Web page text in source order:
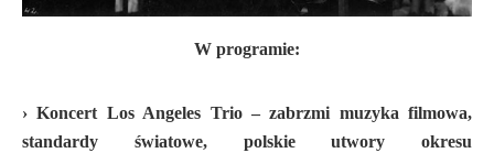
W programie:
› Koncert Los Angeles Trio –zabrzmi muzyka filmowa,
standardy światowe, polskie utwory okresu